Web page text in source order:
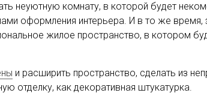
неуютную комнату, в которой будет
оформления интерьера. И в то же время,
жилое пространство, в котором
и расширить пространство, сделать из
отделку, как декоративная штукатурка.